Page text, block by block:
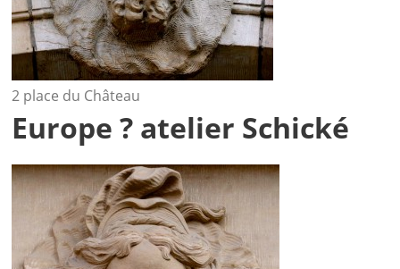
2 place du Château
Europe ? atelier Schické